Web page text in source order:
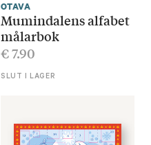
OTAVA
Mumindalens alfabet
målarbok
€7.90
SLUT I LAGER